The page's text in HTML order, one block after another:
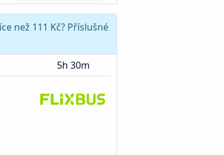
než 111 Kč? Příslušné
5h 30m